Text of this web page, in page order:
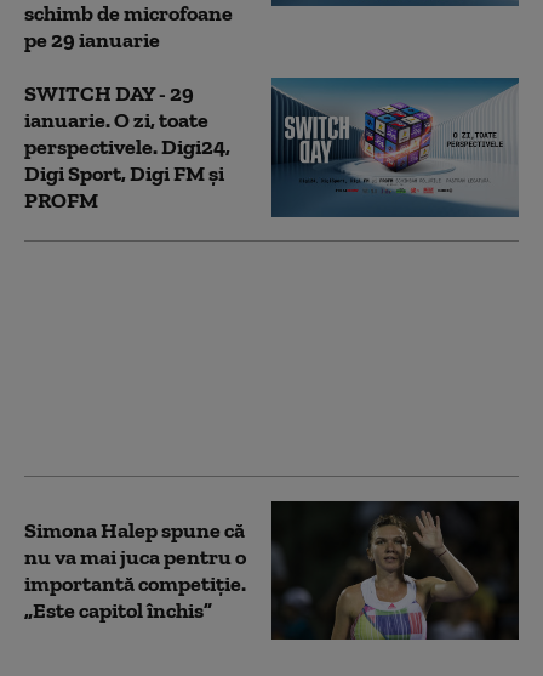
schimb de microfoane
pe 29 ianuarie
SWITCH DAY - 29
ianuarie. O zi, toate
perspectivele. Digi24,
Digi Sport, Digi FM și
PROFM
Simona Halep spune că
nu va mai juca pentru o
importantă competiție.
„Este capitol închis”